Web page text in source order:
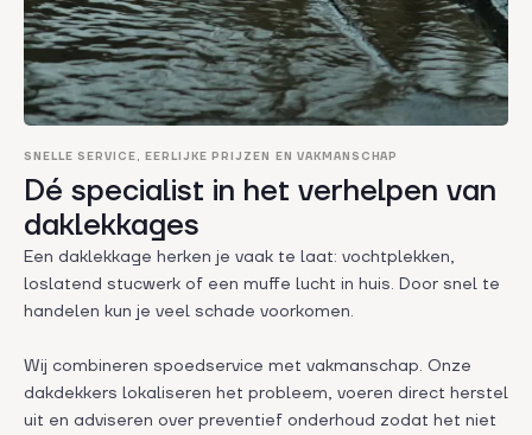
SNELLE SERVICE, EERLIJKE PRIJZEN EN VAKMANSCHAP
Dé specialist in het verhelpen van
daklekkages
Een daklekkage herken je vaak te laat: vochtplekken,
loslatend stucwerk of een muffe lucht in huis. Door snel te
handelen kun je veel schade voorkomen.
Wij combineren spoedservice met vakmanschap. Onze
dakdekkers lokaliseren het probleem, voeren direct herstel
uit en adviseren over preventief onderhoud zodat het niet